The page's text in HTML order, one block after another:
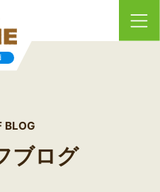
BLOG
ブログ